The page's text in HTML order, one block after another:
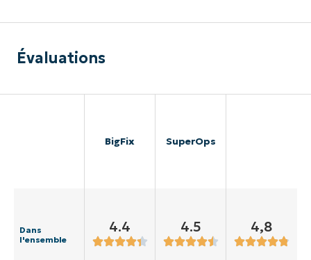
Évaluations
BigFix SuperOps
Dans
l'ensemble
4.4 4.5 4,8